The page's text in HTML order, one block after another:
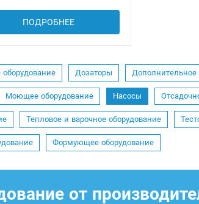
ПОДРОБНЕЕ
Дозаторы Дополнительное
Моющее оборудование Насосы
Тепловое и варочное оборудование
Формующее оборудование
от